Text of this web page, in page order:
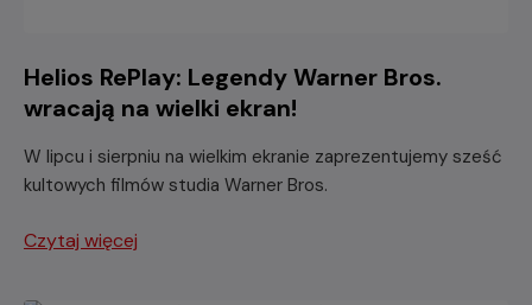
Helios RePlay: Legendy Warner Bros.
wracają na wielki ekran!
W lipcu i sierpniu na wielkim ekranie zaprezentujemy sześć
kultowych filmów studia Warner Bros.
Czytaj więcej